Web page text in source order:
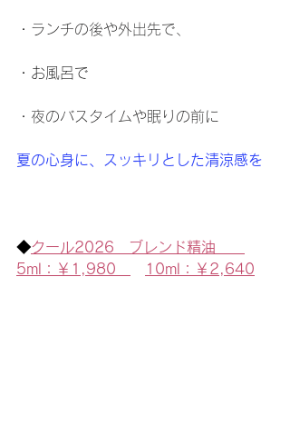
・ランチの後や外出先で、
・お風呂で
・夜のバスタイムや眠りの前に
夏の心身に、スッキリとした清涼感を
◆クール2026　ブレンド精油
5ml：￥1,980
10ml：￥2,640